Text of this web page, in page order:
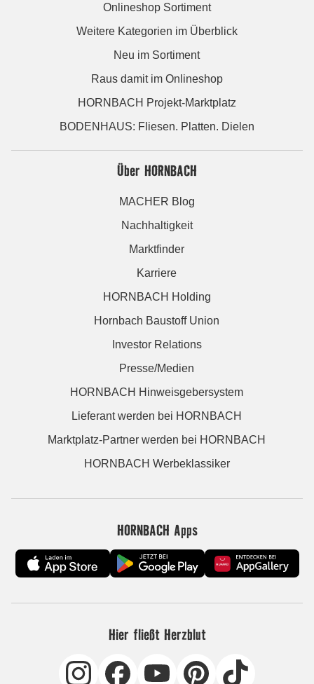
Onlineshop Sortiment
Weitere Kategorien im Überblick
Neu im Sortiment
Raus damit im Onlineshop
HORNBACH Projekt-Marktplatz
BODENHAUS: Fliesen. Platten. Dielen
Über HORNBACH
MACHER Blog
Nachhaltigkeit
Marktfinder
Karriere
HORNBACH Holding
Hornbach Baustoff Union
Investor Relations
Presse/Medien
HORNBACH Hinweisgebersystem
Lieferant werden bei HORNBACH
Marktplatz-Partner werden bei HORNBACH
HORNBACH Werbeklassiker
HORNBACH Apps
Hier fließt Herzblut